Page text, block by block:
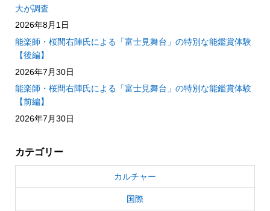
大が調査
2026年8月1日
能楽師・桜間右陣氏による「富士見舞台」の特別な能鑑賞体験
【後編】
2026年7月30日
能楽師・桜間右陣氏による「富士見舞台」の特別な能鑑賞体験
【前編】
2026年7月30日
カテゴリー
カルチャー
国際